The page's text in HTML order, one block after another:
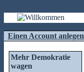
Einen Account anlegen
Mehr Demokratie
wagen